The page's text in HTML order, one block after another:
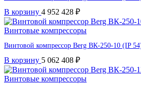
В корзину 4 952 428 ₽
Винтовые компрессоры
Винтовой компрессор Berg ВК-250-10 (IP
В корзину 5 062 408 ₽
Винтовые компрессоры